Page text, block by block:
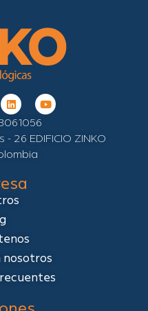
26 EDIFICIO ZINKO
nosotros